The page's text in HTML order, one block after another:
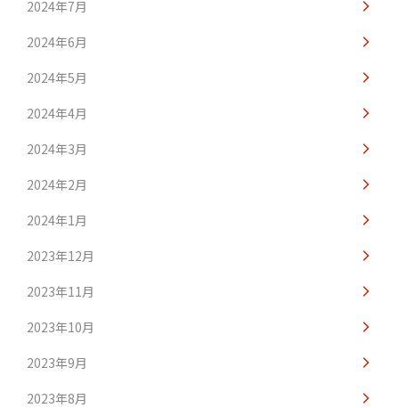
2024年7月
2024年6月
2024年5月
2024年4月
2024年3月
2024年2月
2024年1月
2023年12月
2023年11月
2023年10月
2023年9月
2023年8月